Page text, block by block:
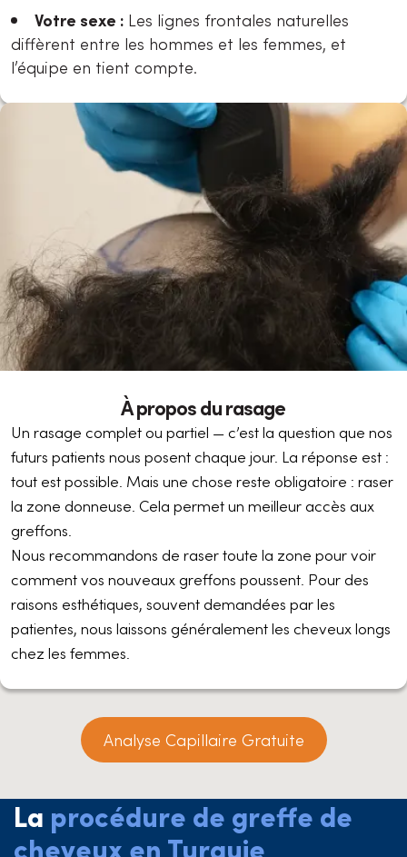
Votre sexe : Les lignes frontales naturelles
diffèrent entre les hommes et les femmes, et
l’équipe en tient compte.
À propos du rasage
Un rasage complet ou partiel — c’est la question que nos
futurs patients nous posent chaque jour. La réponse est :
tout est possible. Mais une chose reste obligatoire : raser
la zone donneuse. Cela permet un meilleur accès aux
greffons.
Nous recommandons de raser toute la zone pour voir
comment vos nouveaux greffons poussent. Pour des
raisons esthétiques, souvent demandées par les
patientes, nous laissons généralement les cheveux longs
chez les femmes.
Analyse Capillaire Gratuite
La procédure de greffe de
cheveux en Turquie